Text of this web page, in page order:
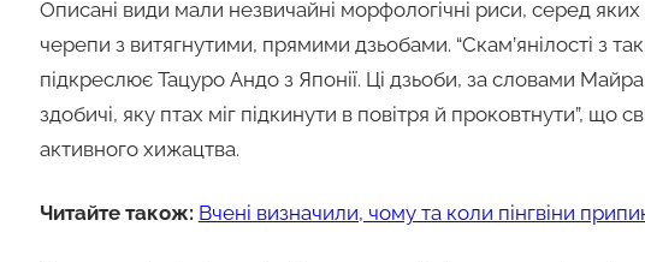
Описані види мали незвичайні морфологічні риси, серед
черепи з витягнутими, прямими дзьобами. “Скам’янілості з
підкреслює Тацуро Андо з Японії. Ці дзьоби, за словами
здобичі, яку птах міг підкинути в повітря й проковтнути”, що
активного хижацтва.
Читайте також: Вчені визначили, чому та коли пінгвіни